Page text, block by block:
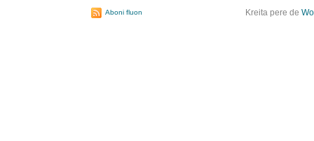
Aboni fluon Kreita pere de